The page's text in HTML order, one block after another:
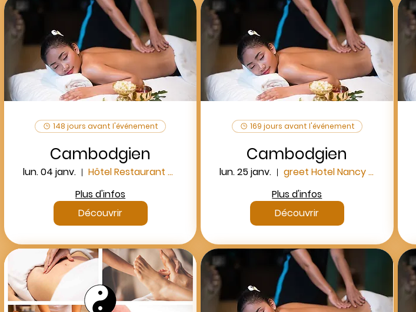
148 jours avant l'événement
Cambodgien
lun. 04 janv.
Hôtel Restaurant Campanile Beauvais
Plus d'infos
Découvrir
169 jours avant l'événement
Cambodgien
lun. 25 janv.
greet Hotel Nancy Sud
Plus d'infos
Découvrir